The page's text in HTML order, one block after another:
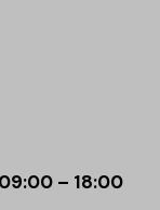
– 18:00